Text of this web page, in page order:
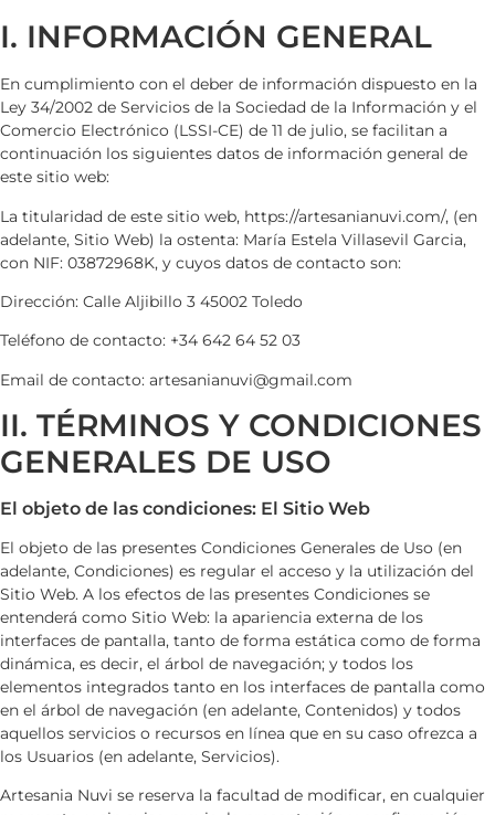
I. INFORMACIÓN GENERAL
En cumplimiento con el deber de información dispuesto en la
Ley 34/2002 de Servicios de la Sociedad de la Información y el
Comercio Electrónico (LSSI-CE) de 11 de julio, se facilitan a
continuación los siguientes datos de información general de
este sitio web:
La titularidad de este sitio web, https://artesanianuvi.com/, (en
adelante, Sitio Web) la ostenta: María Estela Villasevil Garcia,
con NIF: 03872968K, y cuyos datos de contacto son:
Dirección: Calle Aljibillo 3 45002 Toledo
Teléfono de contacto: +34 642 64 52 03
Email de contacto: artesanianuvi@gmail.com
II. TÉRMINOS Y CONDICIONES
GENERALES DE USO
El objeto de las condiciones: El Sitio Web
El objeto de las presentes Condiciones Generales de Uso (en
adelante, Condiciones) es regular el acceso y la utilización del
Sitio Web. A los efectos de las presentes Condiciones se
entenderá como Sitio Web: la apariencia externa de los
interfaces de pantalla, tanto de forma estática como de forma
dinámica, es decir, el árbol de navegación; y todos los
elementos integrados tanto en los interfaces de pantalla como
en el árbol de navegación (en adelante, Contenidos) y todos
aquellos servicios o recursos en línea que en su caso ofrezca a
los Usuarios (en adelante, Servicios).
Artesania Nuvi se reserva la facultad de modificar, en cualquier